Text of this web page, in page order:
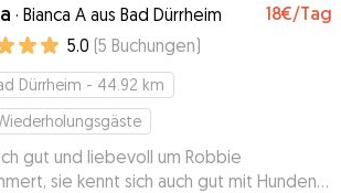
· Bianca A aus Bad Dürrheim 18€/Tag
5.0 (5 Buchungen)
Dürrheim - 44.92 km
gut und liebevoll um Robbie
sie kennt sich auch gut mit Hunden